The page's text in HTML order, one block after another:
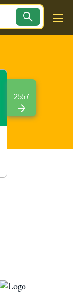
2557